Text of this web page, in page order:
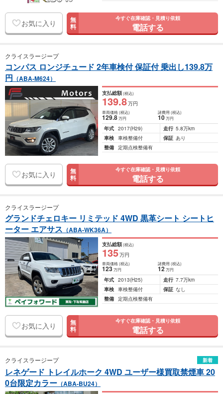
お気に入り 無
料
今すぐ在庫確認・見積り依頼
電話する
クライスラージープ
コンパス ロンジチュード 2年車検付 保証付 乗出し139.8万
円 （ABA-M624）
支払総額(税込)
139.8万円
車両価格(税込)
129.8万円
諸費用 (税込)
10 万円
年式 2017(H29) 走行 5.8万km
車検 車検整備付 保証 あり
整備 定期点検整備有
お気に入り 無
料
今すぐ在庫確認・見積り依頼
電話する
クライスラージープ
グランドチェロキー リミテッド 4WD 黒革シート シートヒ
ーター エアサス （ABA-WK36A）
支払総額(税込)
135万円
車両価格(税込)
123万円
諸費用 (税込)
12 万円
年式 2013(H25) 走行 7.7万km
車検 車検整備付 保証 なし
整備 定期点検整備有
お気に入り 無
料
今すぐ在庫確認・見積り依頼
電話する
クライスラージープ 新着
レネゲード トレイルホーク 4WD ユーザー様買取禁煙車 20
0台限定カラー （ABA-BU24）